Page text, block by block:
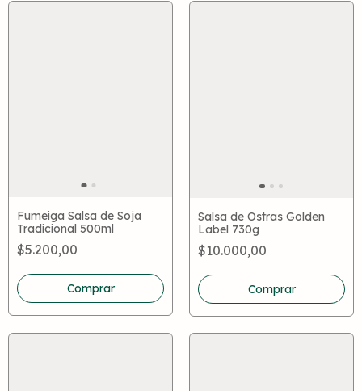
Fumeiga Salsa de Soja
Tradicional 500ml
$5.200,00
Comprar
Salsa de Ostras Golden
Label 730g
$10.000,00